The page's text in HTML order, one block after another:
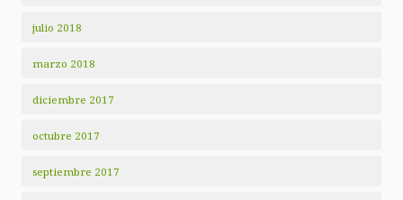
julio 2018
marzo 2018
diciembre 2017
octubre 2017
septiembre 2017